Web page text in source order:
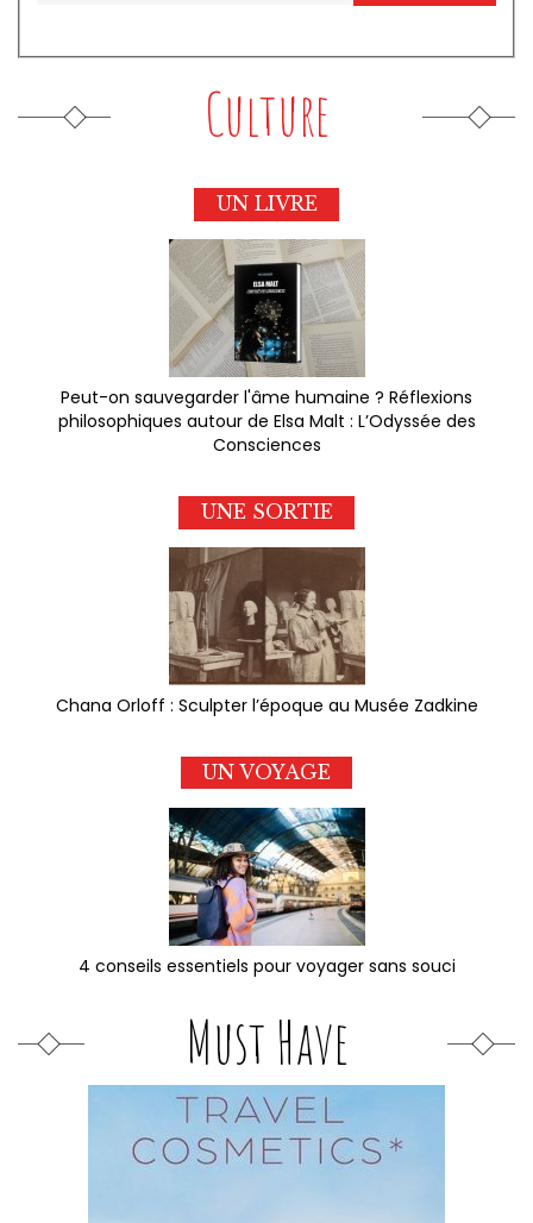
Culture
UN LIVRE
Peut-on sauvegarder l'âme humaine ? Réflexions
philosophiques autour de Elsa Malt : L’Odyssée des
Consciences
UNE SORTIE
Chana Orloff : Sculpter l’époque au Musée Zadkine
UN VOYAGE
4 conseils essentiels pour voyager sans souci
Must Have